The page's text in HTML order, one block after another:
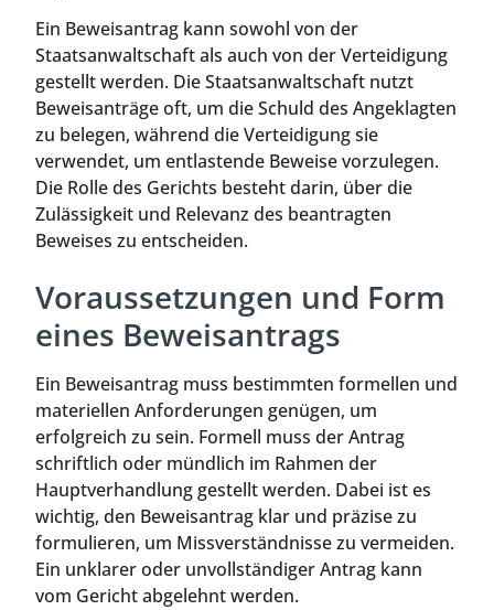
Ein Beweisantrag kann sowohl von der
Staatsanwaltschaft als auch von der Verteidigung
gestellt werden. Die Staatsanwaltschaft nutzt
Beweisanträge oft, um die Schuld des Angeklagten
zu belegen, während die Verteidigung sie
verwendet, um entlastende Beweise vorzulegen.
Die Rolle des Gerichts besteht darin, über die
Zulässigkeit und Relevanz des beantragten
Beweises zu entscheiden.
Voraussetzungen und Form
eines Beweisantrags
Ein Beweisantrag muss bestimmten formellen und
materiellen Anforderungen genügen, um
erfolgreich zu sein. Formell muss der Antrag
schriftlich oder mündlich im Rahmen der
Hauptverhandlung gestellt werden. Dabei ist es
wichtig, den Beweisantrag klar und präzise zu
formulieren, um Missverständnisse zu vermeiden.
Ein unklarer oder unvollständiger Antrag kann
vom Gericht abgelehnt werden.